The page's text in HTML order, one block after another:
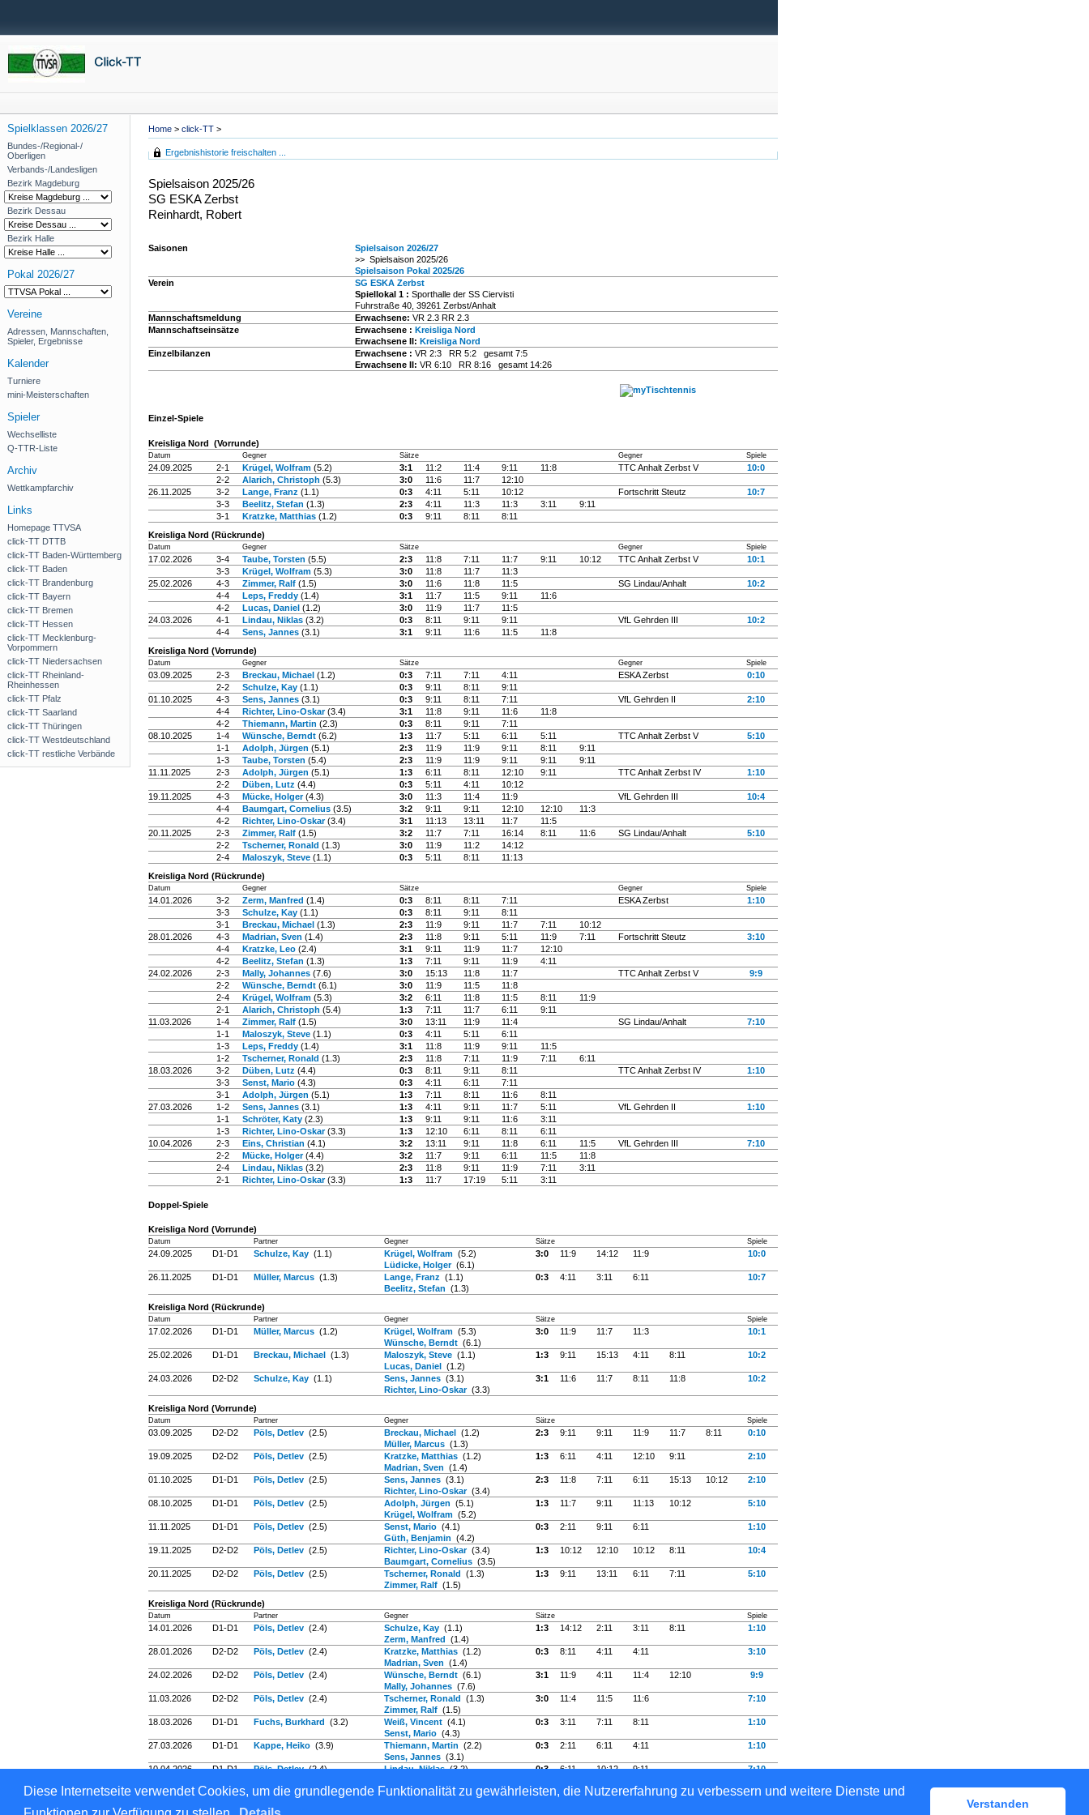
Diese Internetseite verwendet Cookies, um die grundlegende Funktionalität zu gewährleisten, die Nutzererfahrung zu verbessern und weitere Dienste und
Verstanden
Home > click-TT >
Spielklassen 2026/27
Bundes-/Regional-/
Oberligen
Verbands-/Landesligen
Bezirk Magdeburg
Bezirk Dessau
Bezirk Halle
Pokal 2026/27
Vereine
Adressen, Mannschaften,
Spieler, Ergebnisse
Kalender
Turniere
mini-Meisterschaften
Spieler
Wechselliste
Q-TTR-Liste
Archiv
Wettkampfarchiv
Links
Homepage TTVSA
click-TT DTTB
click-TT Baden-Württemberg
click-TT Baden
click-TT Brandenburg
click-TT Bayern
click-TT Bremen
click-TT Hessen
click-TT Mecklenburg-
Vorpommern
click-TT Niedersachsen
click-TT Rheinland-
Rheinhessen
click-TT Pfalz
click-TT Saarland
click-TT Thüringen
click-TT Westdeutschland
click-TT restliche Verbände
Ergebnishistorie freischalten ...
Spielsaison 2025/26
SG ESKA Zerbst
Reinhardt, Robert
Saisonen
Spielsaison 2026/27
>> Spielsaison 2025/26
Spielsaison Pokal 2025/26
Verein
SG ESKA Zerbst
Spiellokal 1 : Sporthalle der SS Ciervisti
Fuhrstraße 40, 39261 Zerbst/Anhalt
Mannschaftsmeldung
Erwachsene: VR 2.3 RR 2.3
Mannschaftseinsätze
Erwachsene : Kreisliga Nord
Erwachsene II: Kreisliga Nord
Einzelbilanzen
Erwachsene : VR 2:3 RR 5:2 gesamt 7:5
Erwachsene II: VR 6:10 RR 8:16 gesamt 14:26
Einzel-Spiele
Kreisliga Nord (Vorrunde)
Datum Gegner Sätze Gegner Spiele
24.09.2025 2-1 Krügel, Wolfram (5.2) 3:1 11:2 11:4 9:11 11:8 TTC Anhalt Zerbst V
10:0
2-2
Alarich, Christoph (5.3) 3:0 11:6 11:7
12:10
26.11.2025
3-2 Lange, Franz (1.1) 0:3 4:11 5:11 10:12 Fortschritt Steutz
10:7
3-3
Beelitz, Stefan (1.3) 2:3 4:11 11:3 11:3 3:11
9:11
3-1
Kratzke, Matthias (1.2) 0:3 9:11 8:11
8:11
Kreisliga Nord (Rückrunde)
Datum Gegner Sätze Gegner Spiele
17.02.2026 3-4 Taube, Torsten (5.5) 2:3 11:8 7:11 11:7 9:11 10:12 TTC Anhalt Zerbst V
10:1
3-3
Krügel, Wolfram (5.3) 3:0 11:8 11:7
11:3
25.02.2026
4-3 Zimmer, Ralf (1.5) 3:0 11:6 11:8 11:5 SG Lindau/Anhalt
10:2
4-4
Leps, Freddy (1.4) 3:1 11:7 11:5 9:11
11:6
4-2
Lucas, Daniel (1.2) 3:0 11:9 11:7
11:5
24.03.2026
4-1 Lindau, Niklas (3.2) 0:3 8:11 9:11 9:11 VfL Gehrden III
10:2
4-4
Sens, Jannes (3.1) 3:1 9:11 11:6 11:5
11:8
Kreisliga Nord (Vorrunde)
Datum Gegner Sätze Gegner Spiele
03.09.2025 2-3 Breckau, Michael (1.2) 0:3 7:11 7:11 4:11 ESKA Zerbst
0:10
2-2
Schulze, Kay (1.1) 0:3 9:11 8:11
9:11
01.10.2025
4-3 Sens, Jannes (3.1) 0:3 9:11 8:11 7:11 VfL Gehrden II
2:10
4-4
Richter, Lino-Oskar(3.4) 3:1 11:8 9:11 11:6
11:8
4-2
Thiemann, Martin (2.3) 0:3 8:11 9:11
7:11
08.10.2025
1-4 Wünsche, Berndt (6.2) 1:3 11:7 5:11 6:11 5:11 TTC Anhalt Zerbst V
5:10
1-1
Adolph, Jürgen (5.1) 2:3 11:9 11:9 9:11 8:11
9:11
1-3
Taube, Torsten (5.4) 2:3 11:9 11:9 9:11 9:11
9:11
11.11.2025
2-3 Adolph, Jürgen (5.1) 1:3 6:11 8:11 12:10 9:11 TTC Anhalt Zerbst IV
1:10
2-2
Düben, Lutz (4.4) 0:3 5:11 4:11
10:12
19.11.2025
4-3 Mücke, Holger(4.3) 3:0 11:3 11:4 11:9 VfL Gehrden III
10:4
4-4
Baumgart, Cornelius (3.5) 3:2 9:11 9:11 12:10 12:10
11:3
4-2
Richter, Lino-Oskar(3.4) 3:1 11:13 13:11 11:7
11:5
20.11.2025
2-3 Zimmer, Ralf (1.5) 3:2 11:7 7:11 16:14 8:11 11:6 SG Lindau/Anhalt
5:10
2-2
Tscherner, Ronald (1.3) 3:0 11:9 11:2
14:12
2-4
Maloszyk, Steve (1.1) 0:3 5:11 8:11
11:13
Kreisliga Nord (Rückrunde)
Datum Gegner Sätze Gegner Spiele
14.01.2026 3-2 Zerm, Manfred (1.4) 0:3 8:11 8:11 7:11 ESKA Zerbst
1:10
3-3
Schulze, Kay (1.1) 0:3 8:11 9:11
8:11
3-1
Breckau, Michael (1.3) 2:3 11:9 9:11 11:7 7:11
10:12
28.01.2026
4-3 Madrian, Sven (1.4) 2:3 11:8 9:11 5:11 11:9 7:11 Fortschritt Steutz
3:10
4-4
Kratzke, Leo (2.4) 3:1 9:11 11:9 11:7
12:10
4-2
Beelitz, Stefan (1.3) 1:3 7:11 9:11 11:9
4:11
24.02.2026
2-3 Mally, Johannes (7.6) 3:0 15:13 11:8 11:7 TTC Anhalt Zerbst V
9:9
2-2
Wünsche, Berndt (6.1) 3:0 11:9 11:5
11:8
2-4
Krügel, Wolfram (5.3) 3:2 6:11 11:8 11:5 8:11
11:9
2-1
Alarich, Christoph (5.4) 1:3 7:11 11:7 6:11
9:11
11.03.2026
1-4 Zimmer, Ralf (1.5) 3:0 13:11 11:9 11:4 SG Lindau/Anhalt
7:10
1-1
Maloszyk, Steve (1.1) 0:3 4:11 5:11
6:11
1-3
Leps, Freddy (1.4) 3:1 11:8 11:9 9:11
11:5
1-2
Tscherner, Ronald (1.3) 2:3 11:8 7:11 11:9 7:11
6:11
18.03.2026
3-2 Düben, Lutz (4.4) 0:3 8:11 9:11 8:11 TTC Anhalt Zerbst IV
1:10
3-3
Senst, Mario (4.3) 0:3 4:11 6:11
7:11
3-1
Adolph, Jürgen (5.1) 1:3 7:11 8:11 11:6
8:11
27.03.2026
1-2 Sens, Jannes (3.1) 1:3 4:11 9:11 11:7 5:11 VfL Gehrden II
1:10
1-1
Schröter, Katy (2.3) 1:3 9:11 9:11 11:6
3:11
1-3
Richter, Lino-Oskar(3.3) 1:3 12:10 6:11 8:11
6:11
10.04.2026
2-3 Eins, Christian (4.1) 3:2 13:11 9:11 11:8 6:11 11:5 VfL Gehrden III
7:10
2-2
Mücke, Holger(4.4) 3:2 11:7 9:11 6:11 11:5
11:8
2-4
Lindau, Niklas (3.2) 2:3 11:8 9:11 11:9 7:11
3:11
2-1
Richter, Lino-Oskar(3.3) 1:3 11:7 17:19 5:11 3:11
Doppel-Spiele
Kreisliga Nord (Vorrunde)
Datum Partner Gegner Sätze Spiele
24.09.2025 D1-D1 Schulze, Kay (1.1) Krügel, Wolfram (5.2)
Lüdicke, Holger (6.1)
3:0 11:9 14:12 11:9 10:0
26.11.2025 D1-D1 Müller, Marcus (1.3) Lange, Franz (1.1)
Beelitz, Stefan (1.3)
0:3 4:11 3:11 6:11 10:7
Kreisliga Nord (Rückrunde)
Datum Partner Gegner Sätze Spiele
17.02.2026 D1-D1 Müller, Marcus (1.2) Krügel, Wolfram (5.3)
Wünsche, Berndt (6.1)
3:0 11:9 11:7 11:3 10:1
25.02.2026 D1-D1 Breckau, Michael (1.3) Maloszyk, Steve (1.1)
Lucas, Daniel (1.2)
1:3 9:11 15:13 4:11 8:11 10:2
24.03.2026 D2-D2 Schulze, Kay (1.1) Sens, Jannes (3.1)
Richter, Lino-Oskar (3.3)
3:1 11:6 11:7 8:11 11:8 10:2
Kreisliga Nord (Vorrunde)
Datum Partner Gegner Sätze Spiele
03.09.2025 D2-D2 Pöls, Detlev (2.5) Breckau, Michael (1.2)
Müller, Marcus (1.3)
2:3 9:11 9:11 11:9 11:7 8:11 0:10
19.09.2025 D2-D2 Pöls, Detlev (2.5) Kratzke, Matthias (1.2)
Madrian, Sven (1.4)
1:3 6:11 4:11 12:10 9:11 2:10
01.10.2025 D1-D1 Pöls, Detlev (2.5) Sens, Jannes (3.1)
Richter, Lino-Oskar (3.4)
2:3 11:8 7:11 6:11 15:13 10:12 2:10
08.10.2025 D1-D1 Pöls, Detlev (2.5) Adolph, Jürgen (5.1)
Krügel, Wolfram (5.2)
1:3 11:7 9:11 11:13 10:12 5:10
11.11.2025 D1-D1 Pöls, Detlev (2.5) Senst, Mario (4.1)
Güth, Benjamin (4.2)
0:3 2:11 9:11 6:11 1:10
19.11.2025 D2-D2 Pöls, Detlev (2.5) Richter, Lino-Oskar (3.4)
Baumgart, Cornelius (3.5)
1:3 10:12 12:10 10:12 8:11 10:4
20.11.2025 D2-D2 Pöls, Detlev (2.5) Tscherner, Ronald (1.3)
Zimmer, Ralf (1.5)
1:3 9:11 13:11 6:11 7:11 5:10
Kreisliga Nord (Rückrunde)
Datum Partner Gegner Sätze Spiele
14.01.2026 D1-D1 Pöls, Detlev (2.4) Schulze, Kay (1.1)
Zerm, Manfred (1.4)
1:3 14:12 2:11 3:11 8:11 1:10
28.01.2026 D2-D2 Pöls, Detlev (2.4) Kratzke, Matthias (1.2)
Madrian, Sven (1.4)
0:3 8:11 4:11 4:11 3:10
24.02.2026 D2-D2 Pöls, Detlev (2.4) Wünsche, Berndt (6.1)
Mally, Johannes (7.6)
3:1 11:9 4:11 11:4 12:10 9:9
11.03.2026 D2-D2 Pöls, Detlev (2.4) Tscherner, Ronald (1.3)
Zimmer, Ralf (1.5)
3:0 11:4 11:5 11:6 7:10
18.03.2026 D1-D1 Fuchs, Burkhard (3.2) Weiß, Vincent (4.1)
Senst, Mario (4.3)
0:3 3:11 7:11 8:11 1:10
27.03.2026 D1-D1 Kappe, Heiko (3.9) Thiemann, Martin (2.2)
Sens, Jannes (3.1)
0:3 2:11 6:11 4:11 1:10
10.04.2026 D1-D1 Pöls, Detlev(2.4) Lindau, Niklas(3.2)
0:3 6:11 10:12 9:11 7:10
Für den Inhalt verantwortlich: Tischtennis-Verband Sachsen-Anhalt e. V.